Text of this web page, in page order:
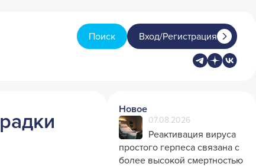
Поиск Вход/Регистрация
Новое
07.08.2026
Реактивация вируса
простого герпеса связана с
более высокой смертностью